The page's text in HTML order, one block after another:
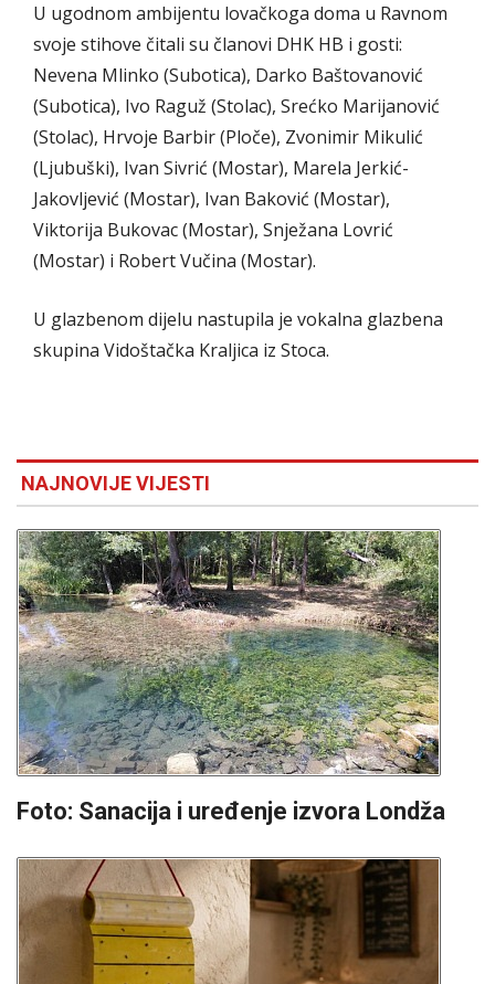
U ugodnom ambijentu lovačkoga doma u Ravnom
svoje stihove čitali su članovi DHK HB i gosti:
Nevena Mlinko (Subotica), Darko Baštovanović
(Subotica), Ivo Raguž (Stolac), Srećko Marijanović
(Stolac), Hrvoje Barbir (Ploče), Zvonimir Mikulić
(Ljubuški), Ivan Sivrić (Mostar), Marela Jerkić-
Jakovljević (Mostar), Ivan Baković (Mostar),
Viktorija Bukovac (Mostar), Snježana Lovrić
(Mostar) i Robert Vučina (Mostar).
U glazbenom dijelu nastupila je vokalna glazbena
skupina Vidoštačka Kraljica iz Stoca.
NAJNOVIJE VIJESTI
Foto: Sanacija i uređenje izvora Londža